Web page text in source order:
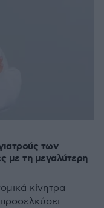
των
με τη μεγαλύτερη
κίνητρα